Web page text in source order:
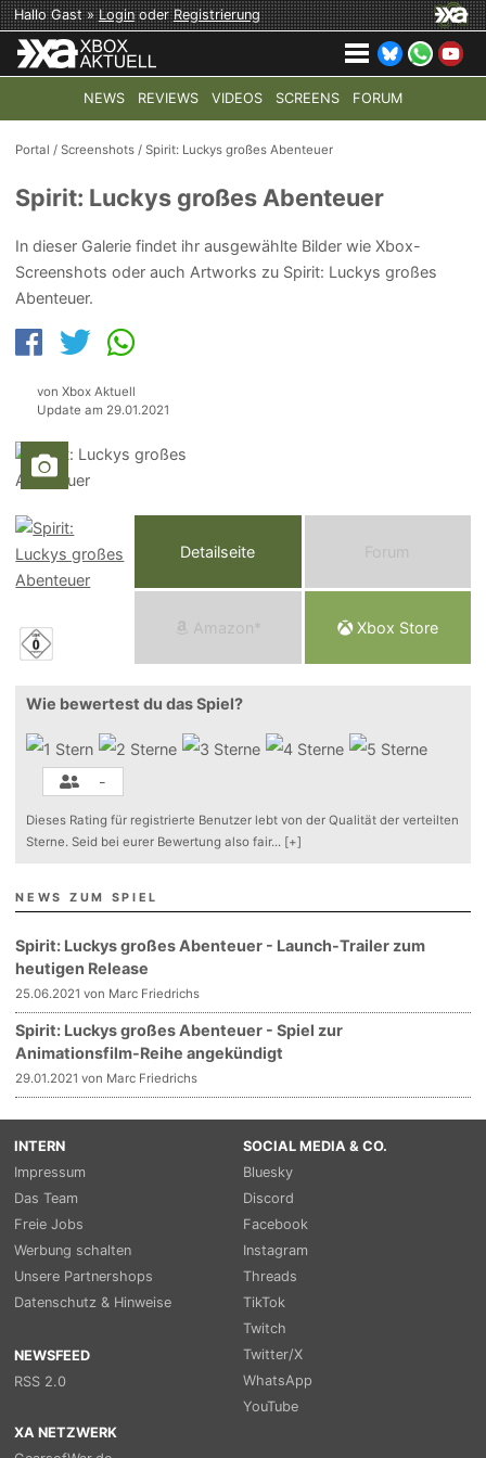
Hallo Gast »LoginoderRegistrierung
NEWS REVIEWS VIDEOS SCREENS FORUM
TOP-THEMEN: COD: MODERN WARFARE 4 HALO:
Portal /Screenshots /Spirit: Luckys großes Abenteuer
Spirit: Luckys großes Abenteuer
In dieser Galerie findet ihr ausgewählte Bilder wie Xbox-
Screenshots oder auch Artworks zu Spirit: Luckys großes
Abenteuer.
von Xbox Aktuell
Update am 29.01.2021
Detailseite Forum
Ama o n* Xbox Store
Wie bewertest du das Spiel?
-
Dieses Rating für registrierte Benutzer lebt von der Qualität der verteilten
Sterne. Seid bei eurer Bewertung also fair... [+]
NEWS ZUM SPIEL
Spirit: Luckys großes Abenteuer - Launch-Trailer zum
heutigen Release
25.06.2021 von Marc Friedrichs
Spirit: Luckys großes Abenteuer - Spiel zur
Animationsfilm-Reihe angekündigt
29.01.2021 von Marc Friedrichs
INTERN
Impressum
Das Team
Freie Jobs
Werbung schalten
Unsere Partnershops
Datenschutz & Hinweise
NEWSFEED
RSS 2.0
SOCIAL MEDIA & CO.
Bluesky
Discord
Facebook
Instagram
Threads
TikTok
Twitch
Twitter/X
WhatsApp
YouTube
XA NETZWERK